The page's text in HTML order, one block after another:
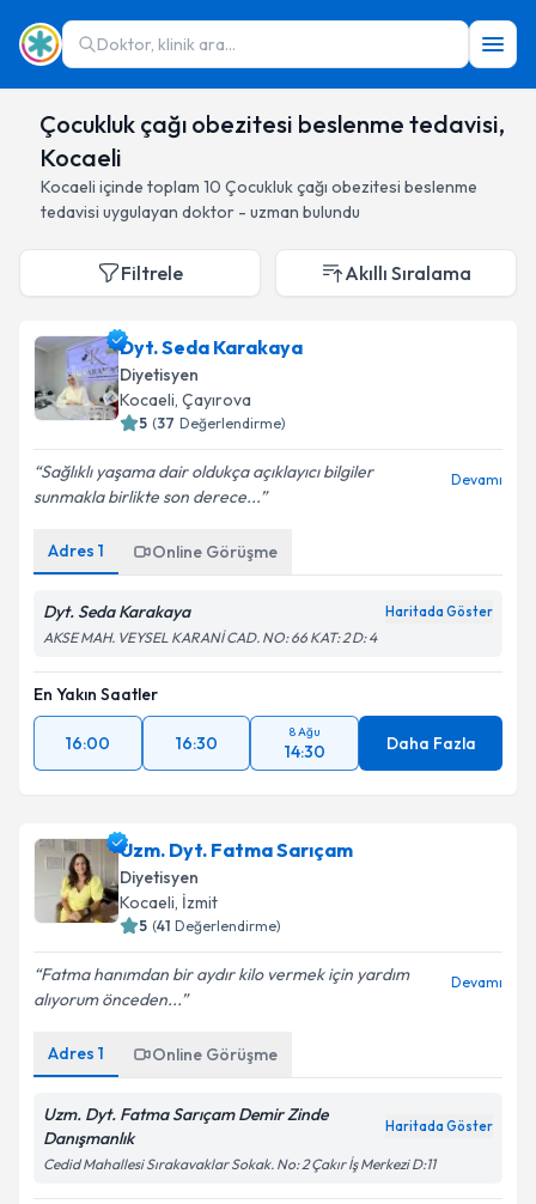
Doktor, klinik ara...
Çocukluk çağı obezitesi beslenme tedavisi,
Kocaeli
Kocaeli içinde toplam 10 Çocukluk çağı obezitesi beslenme
tedavisi uygulayan doktor - uzman bulundu
Filtrele Akıllı Sıralama
Dyt. Seda Karakaya
Diyetisyen
Kocaeli, Çayırova
5 (37 Değerlendirme)
Sağlıklı yaşama dair oldukça açıklayıcı bilgiler
sunmakla birlikte son derece...
Devamı
Adres 1 Online Görüşme
Dyt. Seda Karakaya Haritada Göster
AKSE MAH. VEYSEL KARANİ CAD. NO: 66 KAT: 2 D: 4
En Yakın Saatler
16:00 16:30
8 Ağu
14:30 Daha Fazla
Uzm. Dyt. Fatma Sarıçam
Diyetisyen
Kocaeli, İzmit
5 (41 Değerlendirme)
Fatma hanımdan bir aydır kilo vermek için yardım
alıyorum önceden...
Devamı
Adres 1 Online Görüşme
Uzm. Dyt. Fatma Sarıçam Demir Zinde
Danışmanlık
Haritada Göster
Cedid Mahallesi Sırakavaklar Sokak. No: 2 Çakır İş Merkezi D:11